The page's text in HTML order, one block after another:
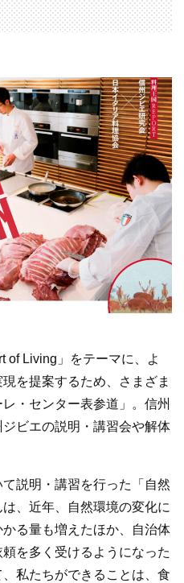
of Living」をテーマに、よ
を提案するため、さまざま
・センター表参道」。信州
ビエの説明・講習会や解体
説明・講習を行った「自然
、近年、自然環境の変化に
る量も増えたほか、自治体
を多く受けるようになった
私たちができることは、食